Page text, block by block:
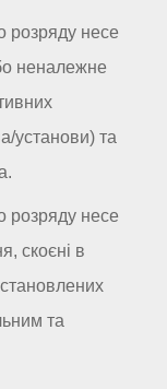
розряду несе
неналежне
установи) та
розряду несе
скоєні в
та